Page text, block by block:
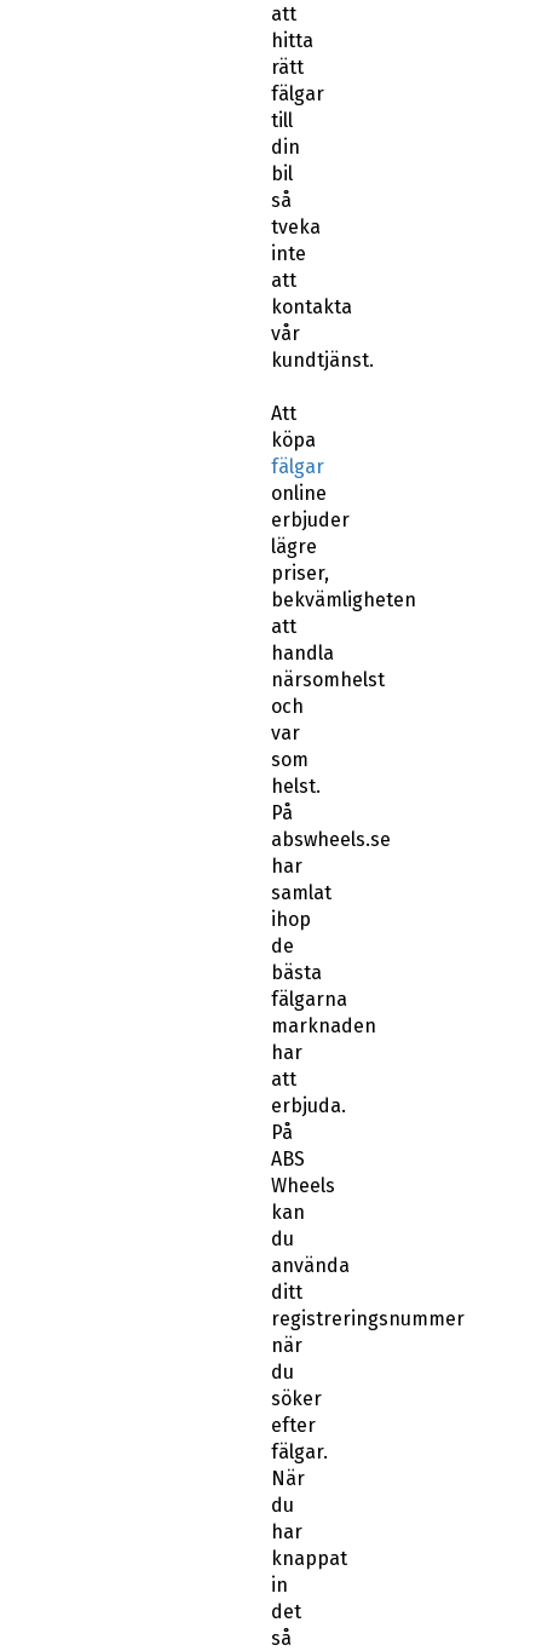
att
hitta
rätt
fälgar
till
din
bil
så
tveka
inte
att
kontakta
vår
kundtjänst.
Att
köpa
fälgar
online
erbjuder
lägre
priser,
bekvämligheten
att
handla
närsomhelst
och
var
som
helst.
På
abswheels.se
har
samlat
ihop
de
bästa
fälgarna
marknaden
har
att
erbjuda.
På
ABS
Wheels
kan
du
använda
ditt
registreringsnummer
när
du
söker
efter
fälgar.
När
du
har
knappat
in
det
så